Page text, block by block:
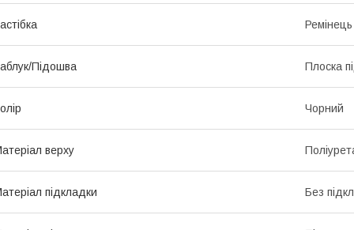
Ремінець
Підошва Плоска
Чорний
верху
підкладки Без